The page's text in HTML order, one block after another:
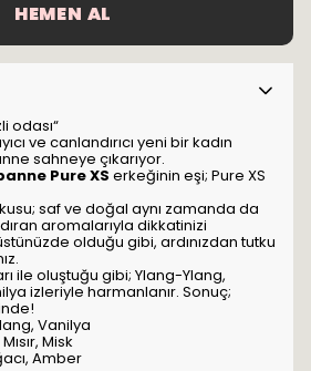
HEMEN AL
odası“
ve canlandırıcı yeni bir kadın
sahneye çıkarıyor.
Pure XS erkeğinin eşi; Pure XS
saf ve doğal aynı zamanda da
aromalarıyla dikkatinizi
olduğu gibi, ardınızdan tutku
ile oluştuğu gibi; Ylang-Ylang,
izleriyle harmanlanır. Sonuç;
Vanilya
Misk
Amber